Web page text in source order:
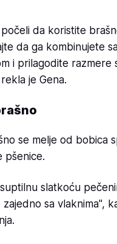
da koristite
da ga kombinujete
i prilagodite razmere
je Gena.
se melje od bobica
pšenice.
slatkoću
sa vlaknima",